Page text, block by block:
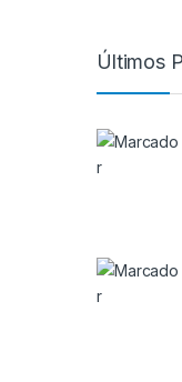
Últimos